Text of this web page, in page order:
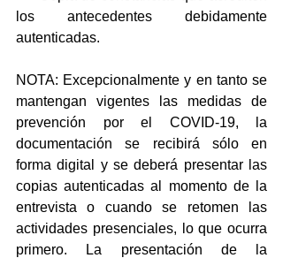
los antecedentes debidamente
autenticadas.
NOTA: Excepcionalmente y en tanto se
mantengan vigentes las medidas de
prevención por el COVID-19, la
documentación se recibirá sólo en
forma digital y se deberá presentar las
copias autenticadas al momento de la
entrevista o cuando se retomen las
actividades presenciales, lo que ocurra
primero. La presentación de la